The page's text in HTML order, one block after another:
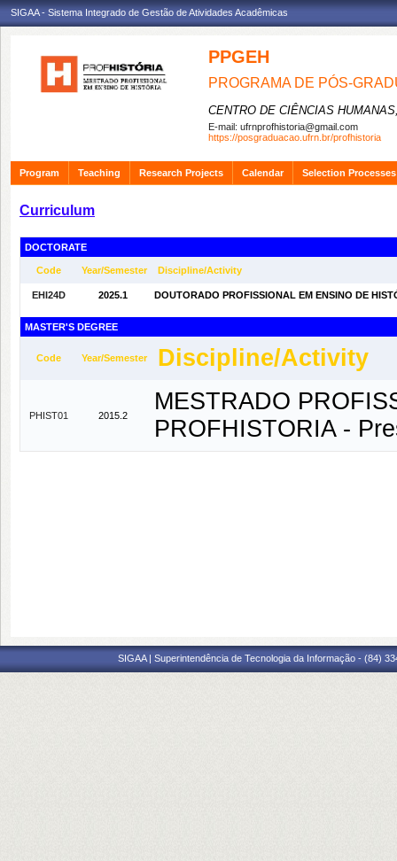
SIGAA - Sistema Integrado de Gestão de Atividades Acadêmicas
PPGEH
PROGRAMA DE PÓS-
CENTRO DE CIÊNCIAS
E-mail: ufrnprofhistoria@gmail.com
https://posgraduacao.ufrn.br/profhistoria
Program Teaching Research Projects Calendar Selection Processes
Curriculum
DOCTORATE
Code Year/Semester Discipline/Activity
EHI24D 2025.1 DOUTORADO PROFISSIONAL EM ENSINO DE
MASTER'S DEGREE
Code Year/Semester Discipline/Activity
PHIST01 2015.2
MESTRADO
PROFHISTORIA -
SIGAA | Superintendência de Tecnologia da Informação - (84)